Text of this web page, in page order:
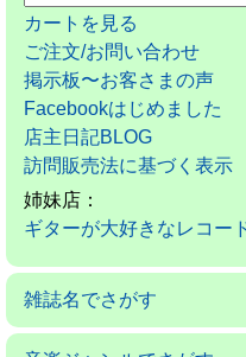
カートを見る
ご注文/お問い合わせ
掲示板〜お客さまの声
Facebookはじめました
店主日記BLOG
訪問販売法に基づく表示
姉妹店：
ギターが大好きなレコー
雑誌名でさがす